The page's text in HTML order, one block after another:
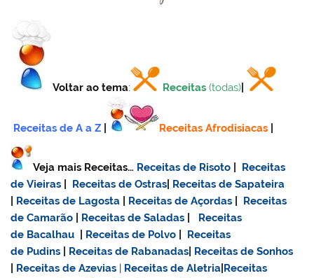
Voltar ao tema: Receitas (todas)
Receitas de A a Z Receitas Afrodisiacas
Veja mais Receitas… Receitas de Risoto
Receitas
de Vieiras
Receitas de Ostras Receitas de Sapateira
Receitas de Lagosta Receitas de Açordas
Receitas
de Camarão
Receitas de Saladas
Receitas
de Bacalhau
Receitas de Polvo
Receitas
de Pudins
Receitas de Rabanadas Receitas de Sonhos
Receitas de Azevias | Receitas de Aletria Receitas